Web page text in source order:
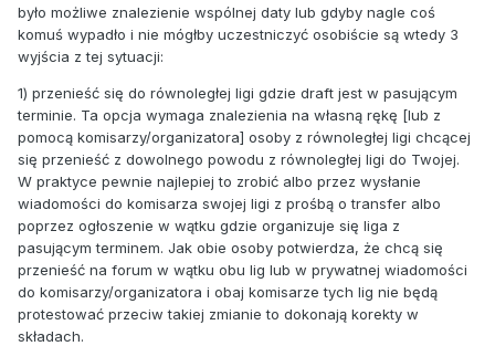
było możliwe znalezienie wspólnej daty lub gdyby nagle coś
komuś wypadło i nie mógłby uczestniczyć osobiście są wtedy 3
wyjścia z tej sytuacji:
1) przenieść się do równoległej ligi gdzie draft jest w pasującym
terminie. Ta opcja wymaga znalezienia na własną rękę [lub z
pomocą komisarzy/organizatora] osoby z równoległej ligi chcącej
się przenieść z dowolnego powodu z równoległej ligi do Twojej.
W praktyce pewnie najlepiej to zrobić albo przez wysłanie
wiadomości do komisarza swojej ligi z prośbą o transfer albo
poprzez ogłoszenie w wątku gdzie organizuje się liga z
pasującym terminem. Jak obie osoby potwierdza, że chcą się
przenieść na forum w wątku obu lig lub w prywatnej wiadomości
do komisarzy/organizatora i obaj komisarze tych lig nie będą
protestować przeciw takiej zmianie to dokonają korekty w
składach.